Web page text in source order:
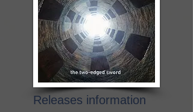
Releases information